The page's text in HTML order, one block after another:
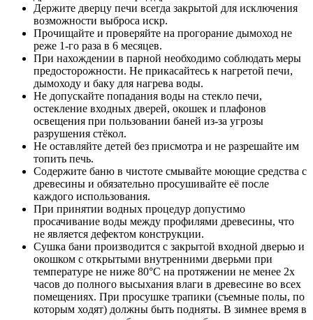
Держите дверцу печи всегда закрытой для исключения
возможности выброса искр.
Прочищайте и проверяйте на прогорание дымоход не
реже 1-го раза в 6 месяцев.
При нахождении в парной необходимо соблюдать меры
предосторожности. Не прикасайтесь к нагретой печи,
дымоходу и баку для нагрева воды.
Не допускайте попадания воды на стекло печи,
остекление входных дверей, окошек и плафонов
освещения при пользовании баней из-за угрозы
разрушения стёкол.
Не оставляйте детей без присмотра и не разрешайте им
топить печь.
Содержите баню в чистоте смывайте моющие средства с
древесины и обязательно просушивайте её после
каждого использования.
При принятии водных процедур допустимо
просачивание воды между профилями древесины, что
не является дефектом конструкции.
Сушка бани производится с закрытой входной дверью и
окошком с открытыми внутренними дверьми при
температуре не ниже 80°С на протяжении не менее 2х
часов до полного высыхания влаги в древесине во всех
помещениях. При просушке трапики (съемные полы, по
которым ходят) должны быть подняты. В зимнее время в